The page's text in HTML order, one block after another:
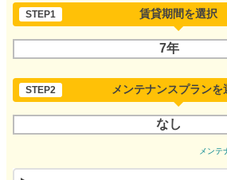
STEP1 賃貸期間を選択
7年
STEP2 メンテナンスプランを
なし
メンテ